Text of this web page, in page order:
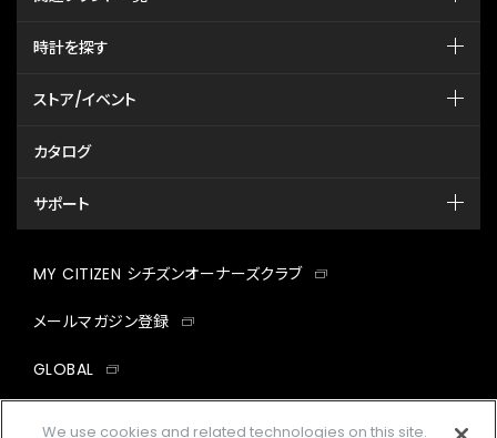
時計を探す
ストア/イベント
カタログ
サポート
MY CITIZEN シチズンオーナーズクラブ
メールマガジン登録
GLOBAL
facebookinstagramtwitter
We use cookies and related technologies on this site.